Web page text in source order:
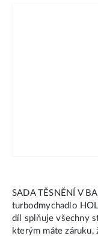
SADA TĚSNĚNÍ V
turbodmychadlo
díl splňuje všechny
kterým máte